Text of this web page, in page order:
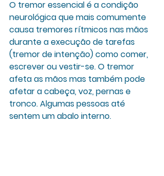
O tremor essencial é a condição
neurológica que mais comumente
causa tremores rítmicos nas mãos
durante a execução de tarefas
(tremor de intenção) como comer,
escrever ou vestir-se. O tremor
afeta as mãos mas também pode
afetar a cabeça, voz, pernas e
tronco. Algumas pessoas até
sentem um abalo interno.